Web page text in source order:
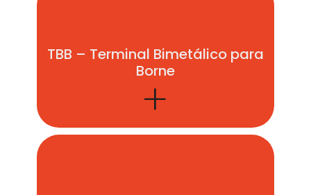
TBB – Terminal Bimetálico para
Borne
+